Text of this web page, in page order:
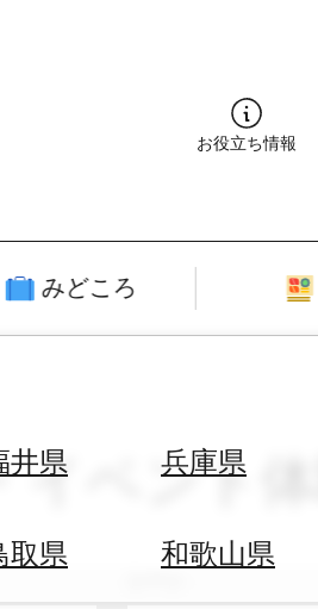
お役立ち情報
みどころ
井県 兵庫県
取県 和歌山県
イベント